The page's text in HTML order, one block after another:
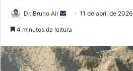
Dr. Bruno Air
Mande
mail
11 de abril de 2026
4 minutos de leitura